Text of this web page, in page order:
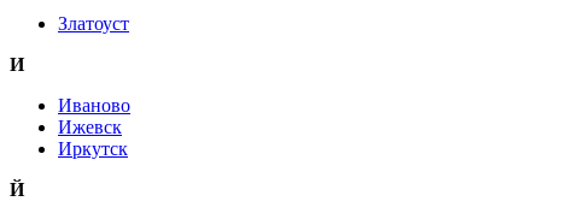
Златоуст
И
Иваново
Ижевск
Иркутск
Й